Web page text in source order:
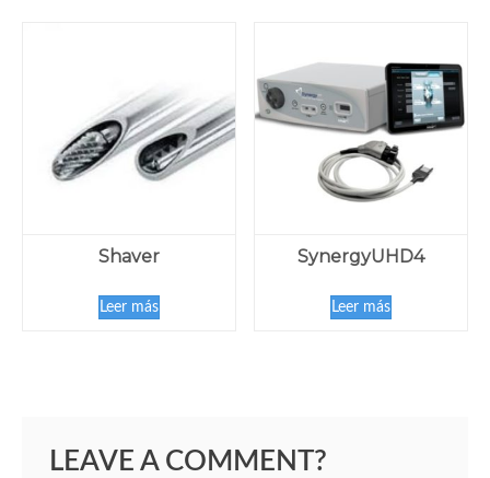
Shaver
Leer más
SynergyUHD4
Leer más
LEAVE A COMMENT?